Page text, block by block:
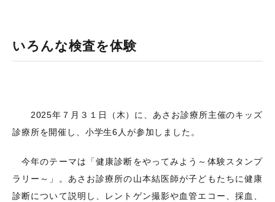
いろんな検査を体験
2025年７月３１日（木）に、あさお診療所主催のキッズ
診療所を開催し、小学生6 人が参加しました。
今年のテーマは「健康診断をやってみよう～体験スタンプ
ラリー～」。あさお診療所の山本結医師が子どもたちに健康
診断について説明し、レントゲン撮影や血管エコー、採血、